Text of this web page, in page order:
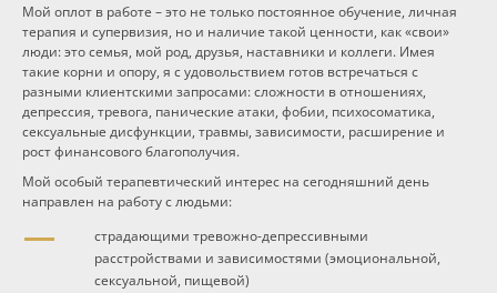
Мой оплот в работе – это не только постоянное обучение, личная
терапия и супервизия, но и наличие такой ценности, как «свои»
люди: это семья, мой род, друзья, наставники и коллеги. Имея
такие корни и опору, я с удовольствием готов встречаться с
разными клиентскими запросами: сложности в отношениях,
депрессия, тревога, панические атаки, фобии, психосоматика,
сексуальные дисфункции, травмы, зависимости, расширение и
рост финансового благополучия.
Мой особый терапевтический интерес на сегодняшний день
направлен на работу с людьми:
страдающими тревожно-депрессивными
расстройствами и зависимостями (эмоциональной,
сексуальной, пищевой)